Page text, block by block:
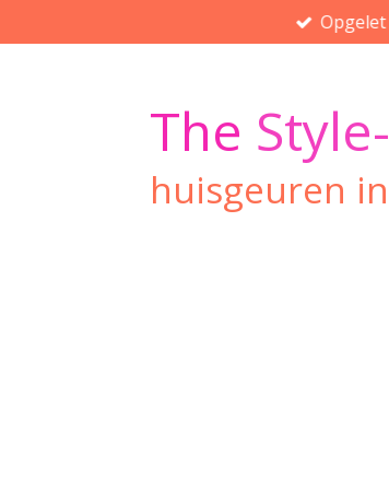
direct
The
huisgeuren